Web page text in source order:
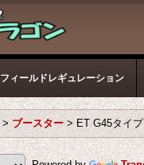
フィールドレギュレーション
> ブースター > ET G45タイ